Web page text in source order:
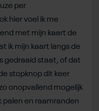
per
hier voel ik me
met mijn kaart de
ik mijn kaart langs de
gedraaid staat, of dat
stopknop dit keer
onopvallend mogelijk
palen en raamranden